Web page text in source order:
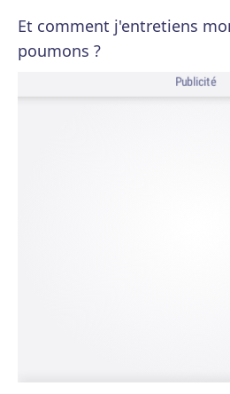
Et comment j'entretiens
poumons ?
Publicité